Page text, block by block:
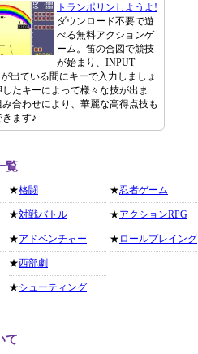
トランポリンしようよ!
ダウンロード不要で遊
べる無料アクションゲ
ーム。笛の合図で競技
が始まり、INPUT
出ている間にキーで入力しましょ
したキーによって様々な技が出ま
合わせにより、華麗な高得点技も
ます♪
覧
★格闘
★対戦バトル
★アドベンチャー
★西部劇
★シューティング
★忍者ゲーム
★アクションRPG
★ ロールプレイング
て